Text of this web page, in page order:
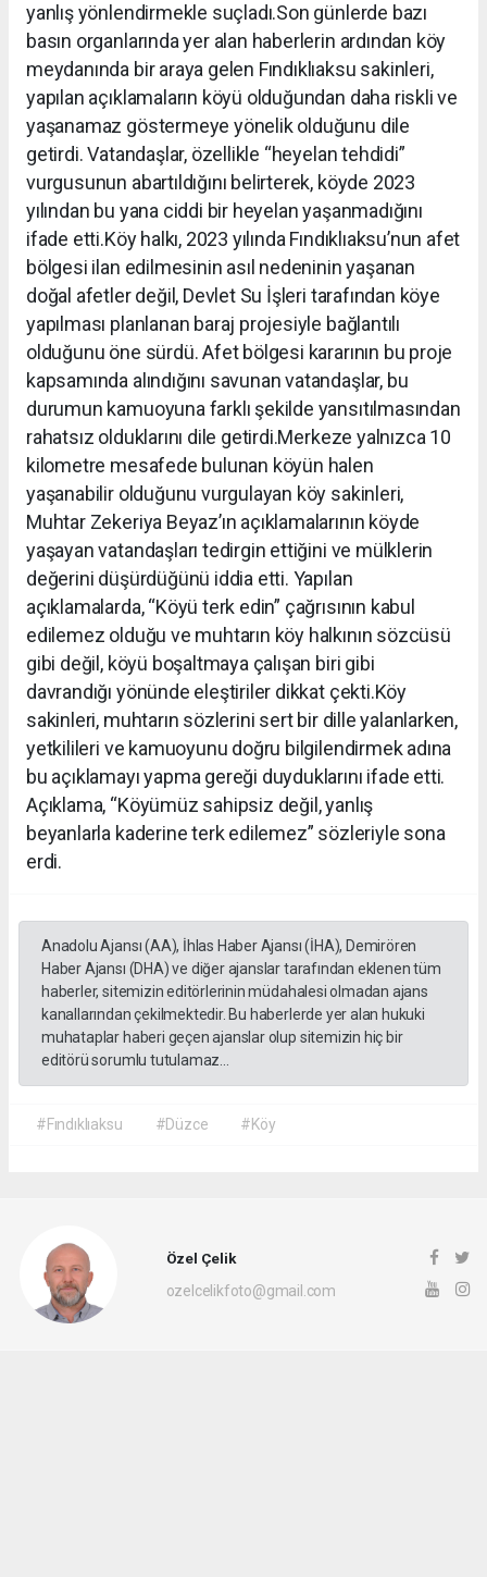
yanlış yönlendirmekle suçladı.Son günlerde bazı
basın organlarında yer alan haberlerin ardından köy
meydanında bir araya gelen Fındıklıaksu sakinleri,
yapılan açıklamaların köyü olduğundan daha riskli ve
yaşanamaz göstermeye yönelik olduğunu dile
getirdi. Vatandaşlar, özellikle “heyelan tehdidi”
vurgusunun abartıldığını belirterek, köyde 2023
yılından bu yana ciddi bir heyelan yaşanmadığını
ifade etti.Köy halkı, 2023 yılında Fındıklıaksu’nun afet
bölgesi ilan edilmesinin asıl nedeninin yaşanan
doğal afetler değil, Devlet Su İşleri tarafından köye
yapılması planlanan baraj projesiyle bağlantılı
olduğunu öne sürdü. Afet bölgesi kararının bu proje
kapsamında alındığını savunan vatandaşlar, bu
durumun kamuoyuna farklı şekilde yansıtılmasından
rahatsız olduklarını dile getirdi.Merkeze yalnızca 10
kilometre mesafede bulunan köyün halen
yaşanabilir olduğunu vurgulayan köy sakinleri,
Muhtar Zekeriya Beyaz’ın açıklamalarının köyde
yaşayan vatandaşları tedirgin ettiğini ve mülklerin
değerini düşürdüğünü iddia etti. Yapılan
açıklamalarda, “Köyü terk edin” çağrısının kabul
edilemez olduğu ve muhtarın köy halkının sözcüsü
gibi değil, köyü boşaltmaya çalışan biri gibi
davrandığı yönünde eleştiriler dikkat çekti.Köy
sakinleri, muhtarın sözlerini sert bir dille yalanlarken,
yetkilileri ve kamuoyunu doğru bilgilendirmek adına
bu açıklamayı yapma gereği duyduklarını ifade etti.
Açıklama, “Köyümüz sahipsiz değil, yanlış
beyanlarla kaderine terk edilemez” sözleriyle sona
erdi.
Anadolu Ajansı (AA), İhlas Haber Ajansı (İHA), Demirören
Haber Ajansı (DHA) ve diğer ajanslar tarafından eklenen tüm
haberler, sitemizin editörlerinin müdahalesi olmadan ajans
kanallarından çekilmektedir. Bu haberlerde yer alan hukuki
muhataplar haberi geçen ajanslar olup sitemizin hiç bir
editörü sorumlu tutulamaz...
#Fındıklıaksu #Düzce #Köy
Özel Çelik
ozelcelikfoto@gmail.com